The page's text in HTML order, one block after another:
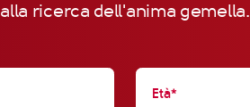
alla ricerca dell'anima gemella.